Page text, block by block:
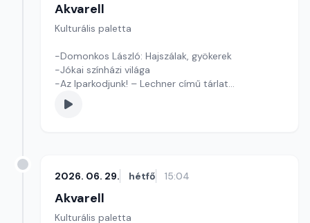
Akvarell
Kulturális paletta
-Domonkos László: Hajszálak, gyökerek
-Jókai színházi világa
-Az Iparkodjunk! – Lechner című tárlat
Szerkesztő: Tóth J. András
2026. 06. 29. hétfő 15:04
Akvarell
Kulturális paletta